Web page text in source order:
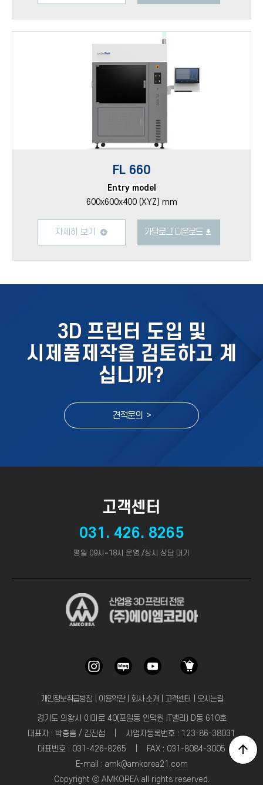
FL 660
Entry model
600x600x400 (XYZ) mm
자세히 보기 카달로그 다운로드
3D 프린터 도입 및
시제품제작을 검토하고 계
십니까?
견적문의 >
고객센터
031. 426. 8265
평일 09시~18시 운영 /상시 상담 대기
개인정보취급방침｜ 이용약관｜ 회사 소개 고객센터 오시는길
경기도 의왕시 이미로 40(포일동 인덕원 IT밸리) D동 610호
대표자 : 박충흠 / 김진섭 | 사업자등록번호 : 123-86-38031
대표번호 : 031-426-8265 | FAX : 031-8084-3005
E-mail : amk@amkorea21.com
Copyright ⓒ AMKOREA all rights reserved.